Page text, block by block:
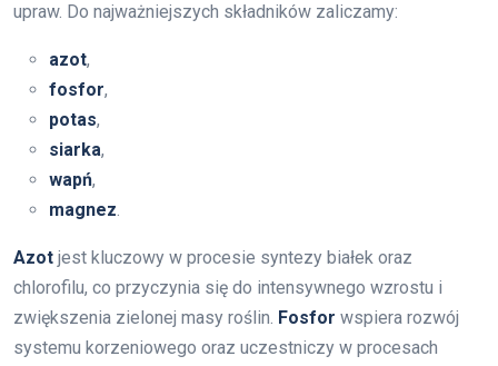
upraw. Do najważniejszych składników zaliczamy:
azot,
fosfor,
potas,
siarka,
wapń,
magnez.
Azot jest kluczowy w procesie syntezy białek oraz
chlorofilu, co przyczynia się do intensywnego wzrostu i
zwiększenia zielonej masy roślin. Fosfor wspiera rozwój
systemu korzeniowego oraz uczestniczy w procesach